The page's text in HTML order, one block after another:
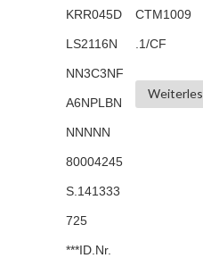
KRR045D
LS2116N
NN3C3NF
A6NPLBN
NNNNN
80004245
S.141333
725
***ID.Nr.
CTM1009
.1/CF